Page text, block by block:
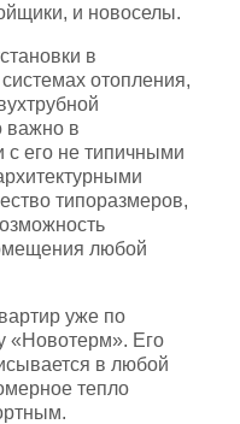
и новоселы.
в
отопления,
важно в
его не типичными
типоразмеров,
любой
уже по
«Новотерм». Его
в любой
тепло